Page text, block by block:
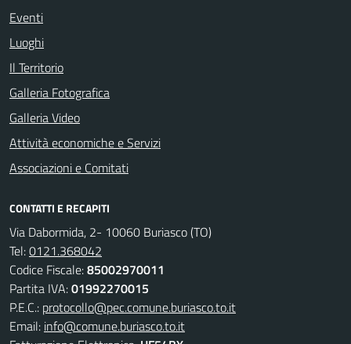
Eventi
Luoghi
Il Territorio
Galleria Fotografica
Galleria Video
Attività economiche e Servizi
Associazioni e Comitati
CONTATTI E RECAPITI
Via Dabormida, 2- 10060 Buriasco (TO)
Tel:0121.368042
Codice Fiscale:85002970011
Partita IVA:01992270015
P.E.C.: protocollo@pec.comune.buriasco.to.it
Email: info@comune.buriasco.to.it